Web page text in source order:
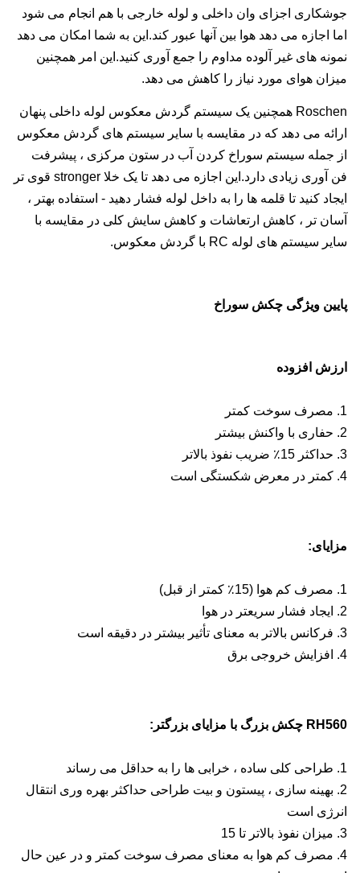
جوشکاری اجزای وان داخلی و لوله خارجی با هم انجام می شود
اما اجازه می دهد هوا بین آنها عبور کند.این به شما امکان می دهد
نمونه های غیر آلوده مداوم را جمع آوری کنید.این امر همچنین
میزان هوای مورد نیاز را کاهش می دهد.
Roschen همچنین یک سیستم گردش معکوس لوله داخلی پنهان
ارائه می دهد که در مقایسه با سایر سیستم های گردش معکوس
از جمله سیستم سوراخ کردن آب در ستون مرکزی ، پیشرفت
فن آوری زیادی دارد.این اجازه می دهد تا یک خلا stronger قوی تر
ایجاد کنید تا قلمه ها را به داخل لوله فشار دهید - استفاده بهتر ،
آسان تر ، کاهش ارتعاشات و کاهش سایش کلی در مقایسه با
سایر سیستم های لوله RC با گردش معکوس.
پایین ویژگی چکش سوراخ
ارزش افزوده
1. مصرف سوخت کمتر
2. حفاری با واکنش بیشتر
3. حداکثر 15٪ ضریب نفوذ بالاتر
4. کمتر در معرض شکستگی است
مزایای:
1. مصرف کم هوا (15٪ کمتر از قبل)
2. ایجاد فشار سریعتر در هوا
3. فرکانس بالاتر به معنای تأثیر بیشتر در دقیقه است
4. افزایش خروجی برق
RH560 چکش بزرگ با مزایای بزرگتر:
1. طراحی کلی ساده ، خرابی ها را به حداقل می رساند
2. بهینه سازی ، پیستون و بیت طراحی حداکثر بهره وری انتقال
انرژی است
3. میزان نفوذ بالاتر تا 15
4. مصرف کم هوا به معنای مصرف سوخت کمتر و در عین حال